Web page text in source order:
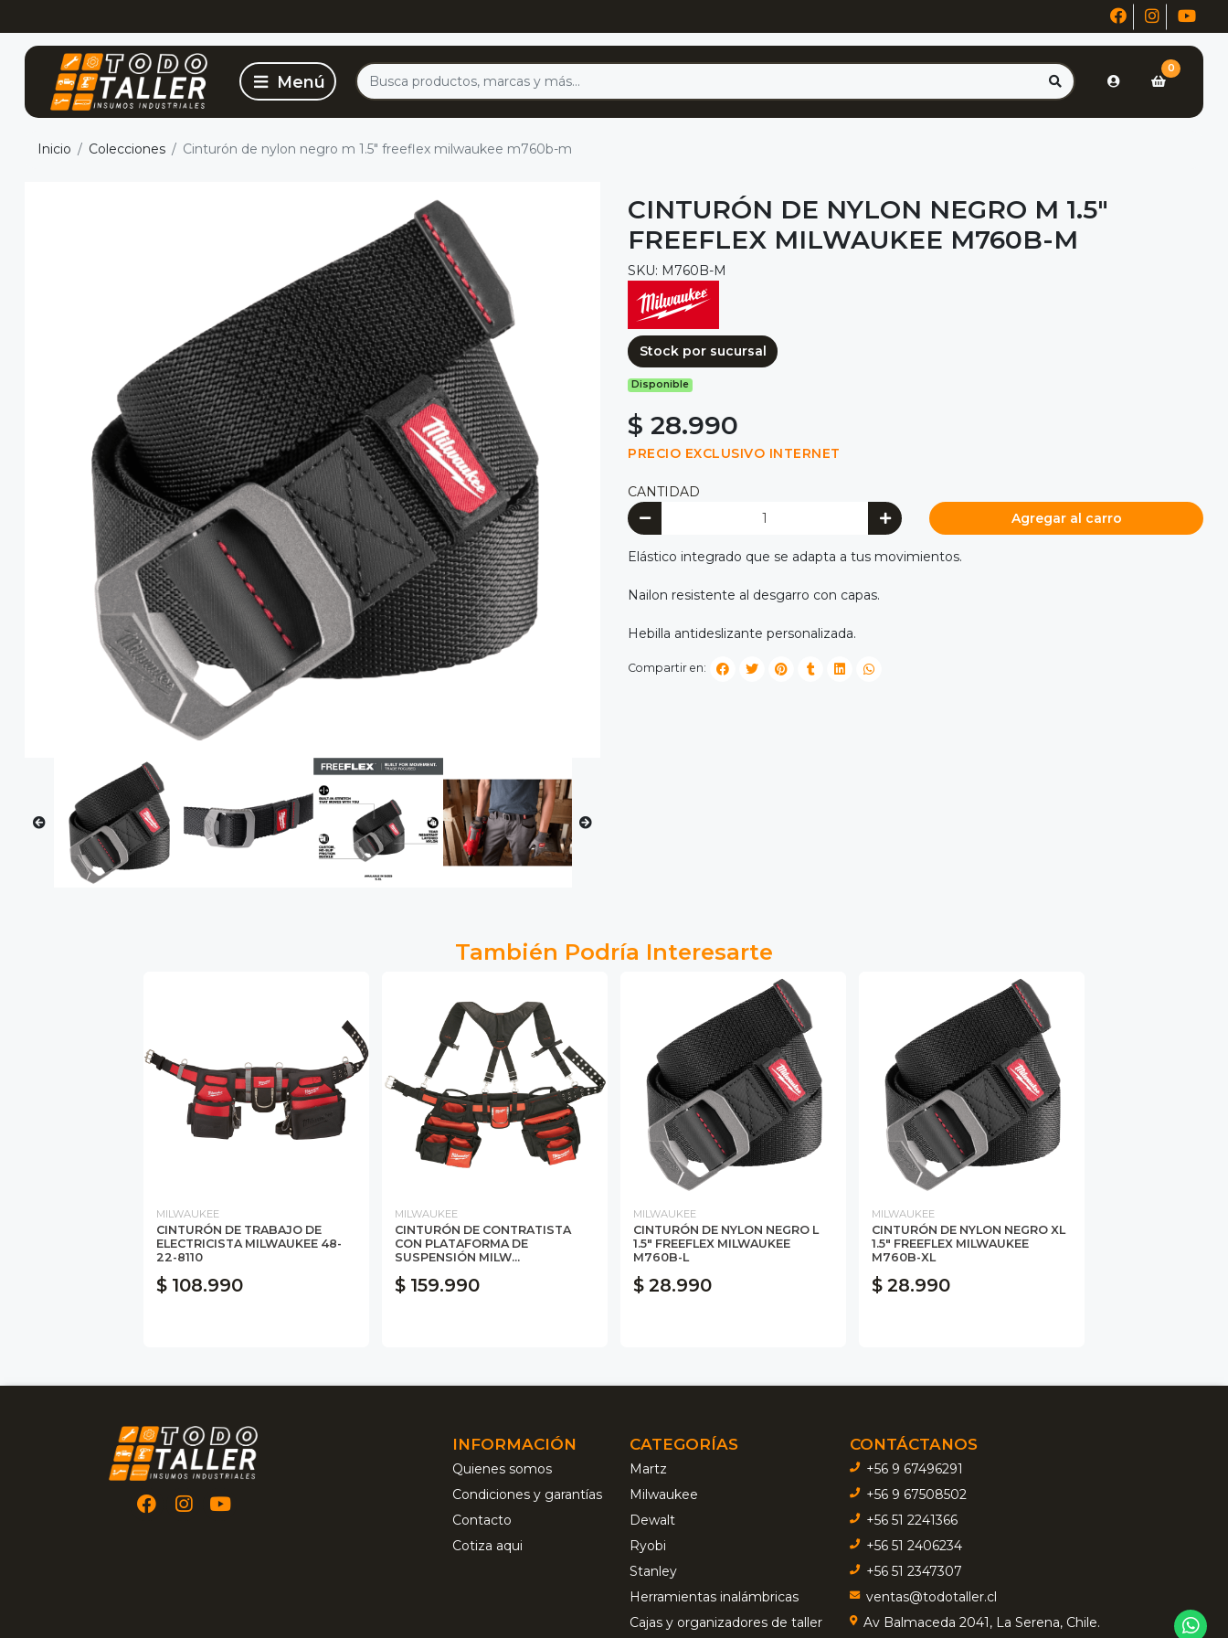
0
Inicio Colecciones Cinturón de nylon negro m 1.5" freeflex milwaukee m760b-m
CINTURÓN DE NYLON NEGRO M 1.5"
FREEFLEX MILWAUKEE M760B-M
SKU: M760B-M
Stock por sucursal
Disponible
$ 28.990
PRECIO EXCLUSIVO INTERNET
CANTIDAD
Agregar al carro
Elástico integrado que se adapta a tus movimientos.
Nailon resistente al desgarro con capas.
Hebilla antideslizante personalizada.
Compartir en:
También Podría Interesarte
MILWAUKEE
CINTURÓN DE TRABAJO DE
ELECTRICISTA MILWAUKEE 48-
22-8110
$ 108.990
MILWAUKEE
CINTURÓN DE CONTRATISTA
CON PLATAFORMA DE
SUSPENSIÓN MILW...
$ 159.990
MILWAUKEE
CINTURÓN DE NYLON NEGRO L
1.5" FREEFLEX MILWAUKEE
M760B-L
$ 28.990
MILWAUKEE
CINTURÓN DE NYLON NEGRO XL
1.5" FREEFLEX MILWAUKEE
M760B-XL
$ 28.990
INFORMACIÓN
Quienes somos
Condiciones y garantías
Contacto
Cotiza aqui
CATEGORÍAS
Martz
Milwaukee
Dewalt
Ryobi
Stanley
Herramientas inalámbricas
Cajas y organizadores de taller
CONTÁCTANOS
+56 9 67496291
+56 9 67508502
+56 51 2241366
+56 51 2406234
+56 51 2347307
ventas@todotaller.cl
Av Balmaceda 2041, La Serena, Chile.